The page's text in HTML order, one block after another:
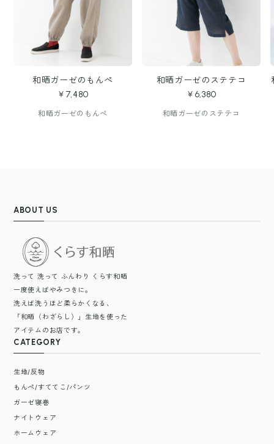
和晒ガーゼのもんぺ
￥7,480
和晒ガーゼのもんぺ
和晒ガーゼのステテコ
￥6,380
和晒ガーゼのステテコ
ABOUT US
洗って 洗って ふんわり くらす和晒
一度使えばやみつきに。
洗えば洗うほど柔らかくなる、
「和晒（わざらし）」生地を使った
アイテムのお店です。
CATEGORY
生地/反物
もんぺ/すててこ/パンツ
ガーゼ寝巻
ナイトウェア
ホームウェア